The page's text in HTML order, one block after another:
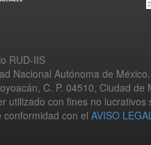
RUD-IIS
Nacional Autónoma de México.
C. P. 04510, Ciudad de
utilizado con fines no lucrativos
con el AVISO